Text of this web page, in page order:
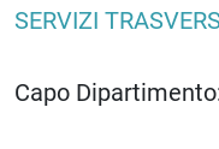
SERVIZI
Capo